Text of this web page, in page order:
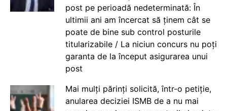
post pe perioadă nedeterminată: În
ultimii ani am încercat să ținem cât se
poate de bine sub control posturile
titularizabile / La niciun concurs nu poți
garanta de la început asigurarea unui
post
Mai mulți părinți solicită, într-o petiție,
anularea deciziei ISMB de a nu mai